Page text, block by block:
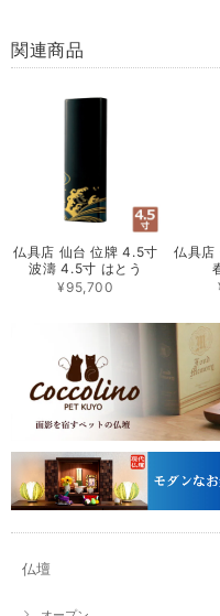
関連商品
仏具店 仙台 位牌 4.5寸
波濤 4.5寸 はとう
¥95,700
仏具店
仏壇